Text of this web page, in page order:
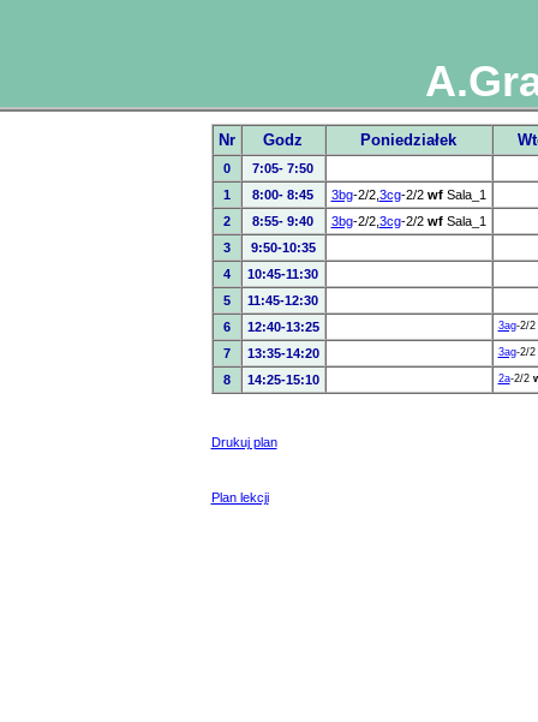
Nr Godz Poniedziałek
0
7:05- 7:50
1
8:00- 8:45 3bg-2/2, 3cg-2/2 wf Sala_1
2
8:55- 9:40 3bg-2/2, 3cg-2/2 wf Sala_1
3
9:50-10:35
4
10:45-11:30
5
11:45-12:30
6
12:40-13:25 3ag-2/2
7 13:35-14:20 3ag-2/2
8 14:25-15:10 2a-2/2
Drukuj plan
Plan lekcji